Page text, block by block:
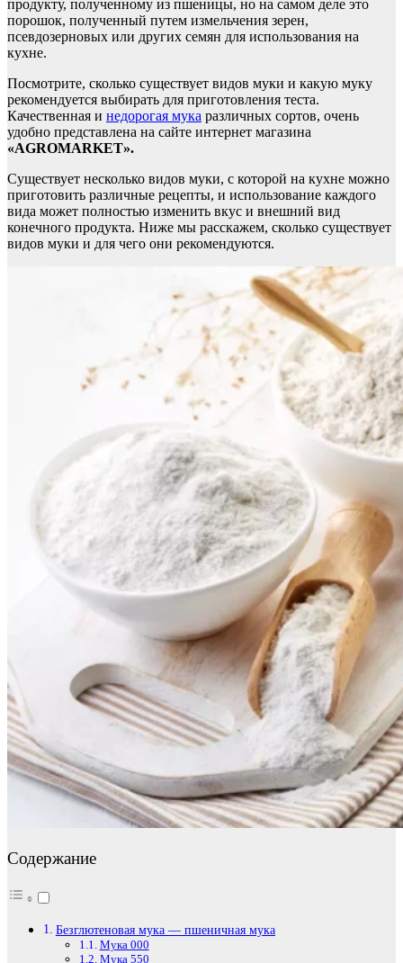
продукту, полученному из пшеницы, но на самом деле это
порошок, полученный путем измельчения зерен,
псевдозерновых или других семян для использования на
кухне.
Посмотрите, сколько существует видов муки и какую муку
рекомендуется выбирать для приготовления теста.
Качественная и недорогая мука различных сортов, очень
удобно представлена на сайте интернет магазина
«AGROMARKET».
Существует несколько видов муки, с которой на кухне можно
приготовить различные рецепты, и использование каждого
вида может полностью изменить вкус и внешний вид
конечного продукта. Ниже мы расскажем, сколько существует
видов муки и для чего они рекомендуются.
Содержание
Безглютеновая мука — пшеничная мука
Мука 000
Мука 550